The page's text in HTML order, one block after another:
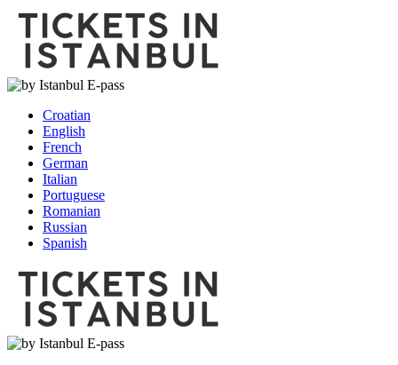
Croatian
English
French
German
Italian
Portuguese
Romanian
Russian
Spanish